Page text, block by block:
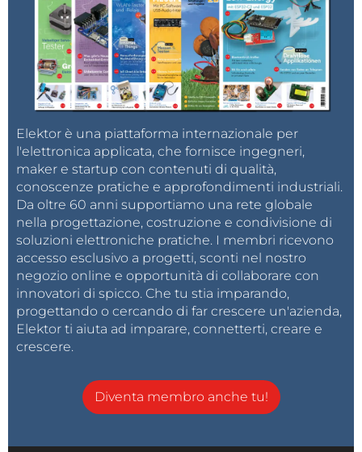
Netzteil von +-12V versorgt. Zwei LED zeigen das
Vorhandensein der Betriebsspannungen an. Eine
weitere auf der Frontplatte kann an K1 angeschossen
werden. Über die Platine sind reichlich Abblock
Kondensatoren von 100 nF und Tantalelkos von 22µF
verteilt.
Bild 3zeigt das doppelseitige Layout und
bestückte Platine.
Ein besonderes Augenmerk sollte man auf die
Kühlung der Leistungs Transistoren richten.
Ein großzügig dimensionierter Kühlkörper sollte man
von Anfang an einplanen, falls möglich inklusive
Lüfter.
Zu beachten ist dass die GND Anschlüsse der zu
testenden Spannungsquellen mit der Masse des
Funktionsgenerators und der Oszilloskop Masse
verbunden ist.
Elektor è una piattaforma internazionale per
l'elettronica applicata, che fornisce ingegneri,
maker e startup con contenuti di qualità,
conoscenze pratiche e approfondimenti industriali.
Da oltre 60 anni supportiamo una rete globale
nella progettazione, costruzione e condivisione di
soluzioni elettroniche pratiche. I membri ricevono
accesso esclusivo a progetti, sconti nel nostro
negozio online e opportunità di collaborare con
innovatori di spicco. Che tu stia imparando,
progettando o cercando di far crescere un'azienda,
Elektor ti aiuta ad imparare, connetterti, creare e
crescere.
Diventa membro anche tu!